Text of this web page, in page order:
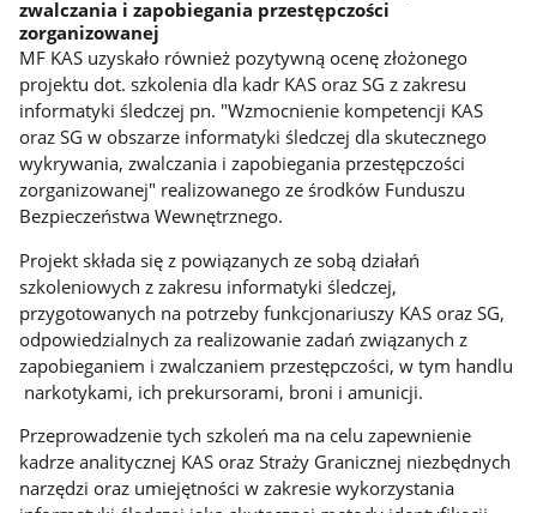
zwalczania i zapobiegania przestępczości
zorganizowanej
MF KAS uzyskało również pozytywną ocenę złożonego
projektu dot. szkolenia dla kadr KAS oraz SG z zakresu
informatyki śledczej pn. "Wzmocnienie kompetencji KAS
oraz SG w obszarze informatyki śledczej dla skutecznego
wykrywania, zwalczania i zapobiegania przestępczości
zorganizowanej" realizowanego ze środków Funduszu
Bezpieczeństwa Wewnętrznego.
Projekt składa się z powiązanych ze sobą działań
szkoleniowych z zakresu informatyki śledczej,
przygotowanych na potrzeby funkcjonariuszy KAS oraz SG,
odpowiedzialnych za realizowanie zadań związanych z
zapobieganiem i zwalczaniem przestępczości, w tym handlu
narkotykami, ich prekursorami, broni i amunicji.
Przeprowadzenie tych szkoleń ma na celu zapewnienie
kadrze analitycznej KAS oraz Straży Granicznej niezbędnych
narzędzi oraz umiejętności w zakresie wykorzystania